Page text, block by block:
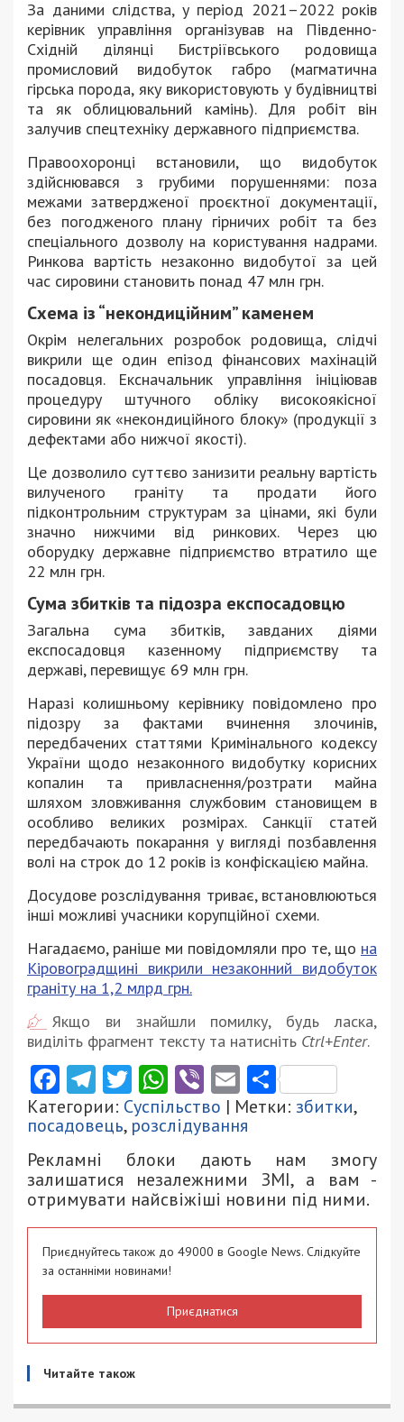
За даними слідства, у період 2021–2022 років
керівник управління організував на Південно-
Східній ділянці Бистріївського родовища
промисловий видобуток габро (магматична
гірська порода, яку використовують у будівництві
та як облицювальний камінь). Для робіт він
залучив спецтехніку державного підприємства.
Правоохоронці встановили, що видобуток
здійснювався з грубими порушеннями: поза
межами затвердженої проєктної документації,
без погодженого плану гірничих робіт та без
спеціального дозволу на користування надрами.
Ринкова вартість незаконно видобутої за цей
час сировини становить понад 47 млн грн.
Схема із “некондиційним” каменем
Окрім нелегальних розробок родовища, слідчі
викрили ще один епізод фінансових махінацій
посадовця. Ексначальник управління ініціював
процедуру штучного обліку високоякісної
сировини як «некондиційного блоку» (продукції з
дефектами або нижчої якості).
Це дозволило суттєво занизити реальну вартість
вилученого граніту та продати його
підконтрольним структурам за цінами, які були
значно нижчими від ринкових. Через цю
оборудку державне підприємство втратило ще
22 млн грн.
Сума збитків та підозра експосадовцю
Загальна сума збитків, завданих діями
експосадовця казенному підприємству та
державі, перевищує 69 млн грн.
Наразі колишньому керівнику повідомлено про
підозру за фактами вчинення злочинів,
передбачених статтями Кримінального кодексу
України щодо незаконного видобутку корисних
копалин та привласнення/розтрати майна
шляхом зловживання службовим становищем в
особливо великих розмірах. Санкції статей
передбачають покарання у вигляді позбавлення
волі на строк до 12 років із конфіскацією майна.
Досудове розслідування триває, встановлюються
інші можливі учасники корупційної схеми.
Нагадаємо, раніше ми повідомляли про те, що на
Кіровоградщині викрили незаконний видобуток
граніту на 1,2 млрд грн.
Якщо ви знайшли помилку, будь ласка,
виділіть фрагмент тексту та натисніть Ctrl+Enter.
Facebook
Telegram
Twitter
WhatsApp
ViberEmail
Категории: Суспільство | Метки: збитки,
посадовець, розслідування
Рекламні блоки дають нам змогу
залишатися незалежними ЗМІ, а вам -
отримувати найсвіжіші новини під ними.
Приєднуйтесь також до 49000 в Google News. Слідкуйте
за останніми новинами!
Приєднатися
Читайте також